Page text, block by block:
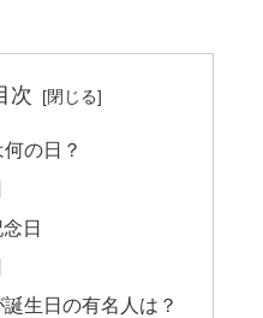
次
の日？
日
生日の有名人は？